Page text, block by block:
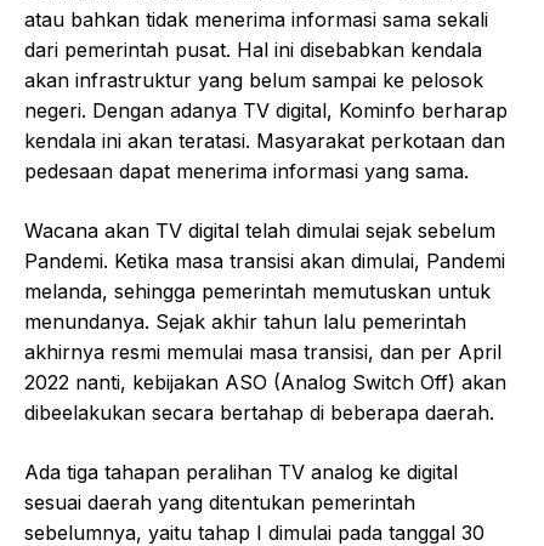
atau bahkan tidak menerima informasi sama sekali
dari pemerintah pusat. Hal ini disebabkan kendala
akan infrastruktur yang belum sampai ke pelosok
negeri. Dengan adanya TV digital, Kominfo berharap
kendala ini akan teratasi. Masyarakat perkotaan dan
pedesaan dapat menerima informasi yang sama.
Wacana akan TV digital telah dimulai sejak sebelum
Pandemi. Ketika masa transisi akan dimulai, Pandemi
melanda, sehingga pemerintah memutuskan untuk
menundanya. Sejak akhir tahun lalu pemerintah
akhirnya resmi memulai masa transisi, dan per April
2022 nanti, kebijakan ASO (Analog Switch Off) akan
dibeelakukan secara bertahap di beberapa daerah.
Ada tiga tahapan peralihan TV analog ke digital
sesuai daerah yang ditentukan pemerintah
sebelumnya, yaitu tahap I dimulai pada tanggal 30